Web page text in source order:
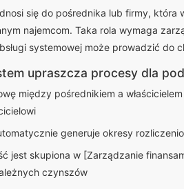
się do pośrednika lub firmy, która
najemcom. Taka rola wymaga
systemowej może prowadzić do
upraszcza procesy dla
między pośrednikiem a
generuje okresy
jest skupiona w [Zarządzanie
czynszów